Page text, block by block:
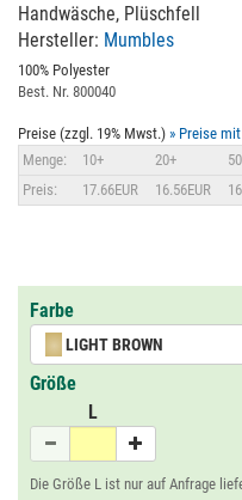
Handwäsche, Plüschfell
Hersteller: Mumbles
100% Polyester
Best. Nr. 800040
Preise (zzgl. 19% Mwst.) » Preise
Menge:
10+ 20+
Preis:
17.66EUR 16.56EUR
Farbe
LIGHT BROWN
Größe
L
Die Größe L ist nur auf Anfrage